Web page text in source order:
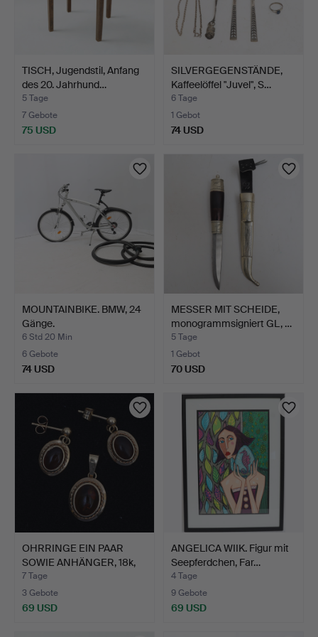
TISCH, Jugendstil, Anfang
des 20. Jahrhund…
5 Tage
7 Gebote
75 USD
SILVERGEGENSTÄNDE,
Kaffeelöffel "Juvel", S…
6 Tage
1 Gebot
74 USD
MOUNTAINBIKE. BMW, 24
Gänge.
6 Std 20 Min
6 Gebote
74 USD
MESSER MIT SCHEIDE,
monogrammsigniert GL, …
5 Tage
1 Gebot
70 USD
OHRRINGE EIN PAAR
SOWIE ANHÄNGER, 18k,
Gol…
7 Tage
3 Gebote
69 USD
ANGELICA WIIK. Figur mit
Seepferdchen, Far…
4 Tage
9 Gebote
69 USD